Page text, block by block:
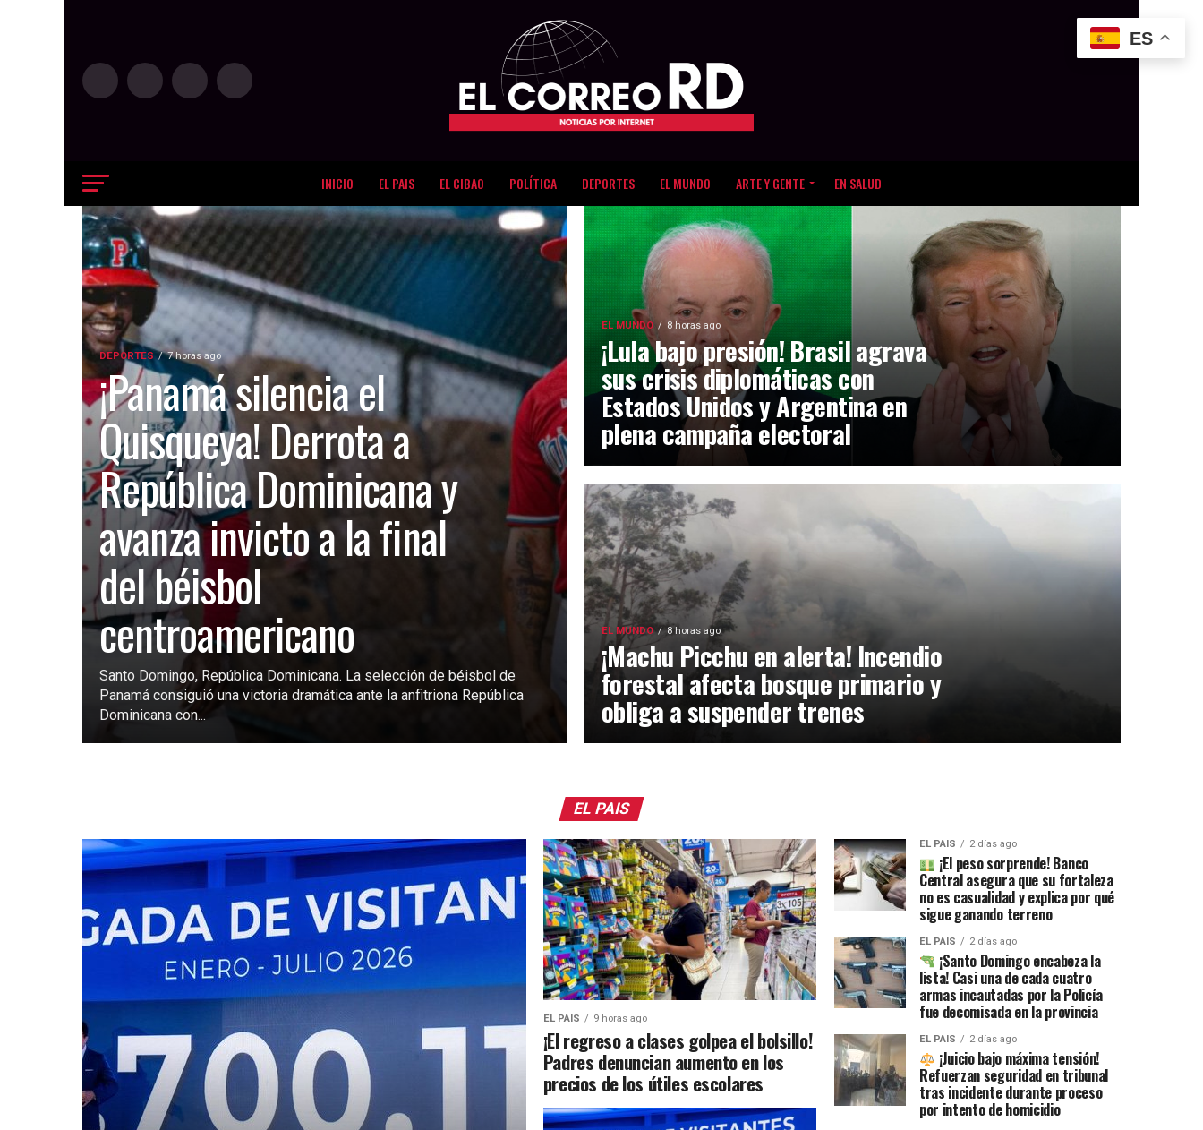
INICIO EL PAIS EL CIBAO POLÍTICA DEPORTES EL MUNDO ARTE Y GENTE EN SALUD
DEPORTES 7 horas ago
¡Panamá silencia el
Quisqueya! Derrota a
República Dominicana y
avanza invicto a la final
del béisbol
centroamericano
Santo Domingo, República Dominicana. La selección de béisbol de
Panamá consiguió una victoria dramática ante la anfitriona República
Dominicana con...
EL MUNDO 8 horas ago
¡Lula bajo presión! Brasil agrava
sus crisis diplomáticas con
Estados Unidos y Argentina en
plena campaña electoral
EL MUNDO 8 horas ago
¡Machu Picchu en alerta! Incendio
forestal afecta bosque primario y
obliga a suspender trenes
EL PAIS
EL PAIS 9 horas ago
¡El regreso a clases golpea el bolsillo!
Padres denuncian aumento en los
precios de los útiles escolares
EL PAIS 2 días ago
¡El peso sorprende! Banco
Central asegura que su fortaleza
no es casualidad y explica por qué
sigue ganando terreno
EL PAIS 2 días ago
¡Santo Domingo encabeza la
lista! Casi una de cada cuatro
armas incautadas por la Policía
fue decomisada en la provincia
EL PAIS 2 días ago
¡Juicio bajo máxima tensión!
Refuerzan seguridad en tribunal
tras incidente durante proceso
por intento de homicidio
ES